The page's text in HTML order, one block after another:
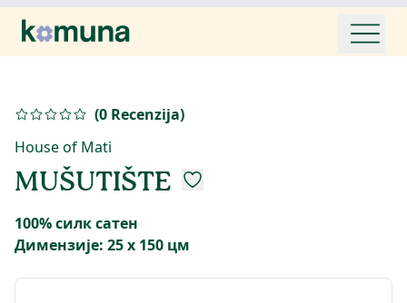
(0 Recenzija)
House of Mati
MUŠUTIŠTE
100% силк сатен
Димензије: 25 x 150 цм